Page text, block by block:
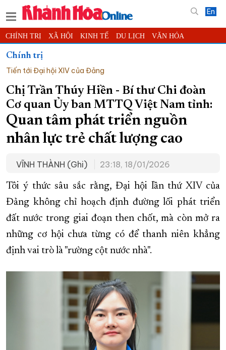
En
CHÍNH TRỊ XÃ HỘI KINH TẾ DU LỊCH VĂN HÓA
THỂ THAO
KHOA HỌC - CÔNG NGHỆ PHÁP LUẬT
THẾ GIỚI MULTIMEDIA VIDEO ĐỌC BÁO ONLINE
PODCAST THÔNG TIN - QUẢNG CÁO
QUY HOẠCH TỈNH KHÁNH HÒA
TRƯỜNG SA BIỂN ĐẢO QUÊ HƯƠNG
TÀU - XE - MÁY BAY
KỶ NIỆM 370 NĂM XÂY DỰNG VÀ PHÁT TRIỂN TỈNH KHÁNH HÒA
KHOẢNH KHẮC ĐẸP XỨ TRẦM
XÂY DỰNG KHÁNH HÒA TRỞ THÀNH THÀNH PHỐ TRỰC THUỘC
Chính trị
Tiến tới Đại hội XIV của Đảng
Chị Trần Thúy Hiền - Bí thư Chi đoàn
Cơ quan Ủy ban MTTQ Việt Nam tỉnh:
Quan tâm phát triển nguồn
nhân lực trẻ chất lượng cao
VĨNH THÀNH (Ghi) 23:18, 18/01/2026
Tôi ý thức sâu sắc rằng, Đại hội lần thứ XIV của
Đảng không chỉ hoạch định đường lối phát triển
đất nước trong giai đoạn then chốt, mà còn mở ra
những cơ hội chưa từng có để thanh niên khẳng
định vai trò là "rường cột nước nhà".